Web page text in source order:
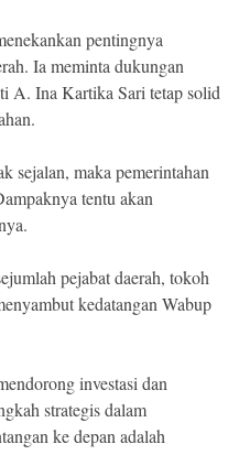
pentingnya
Ia meminta dukungan
A. Ina Kartika Sari tetap solid
sejalan, maka pemerintahan
tentu akan
pejabat daerah, tokoh
kedatangan Wabup
investasi dan
strategis dalam
ke depan adalah